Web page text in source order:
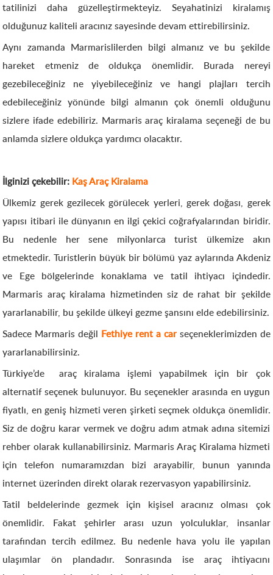
tatilinizi daha güzelleştirmekteyiz. Seyahatinizi kiralamış
olduğunuz kaliteli aracınız sayesinde devam ettirebilirsiniz.
Aynı zamanda Marmarislilerden bilgi almanız ve bu şekilde
hareket etmeniz de oldukça önemlidir. Burada nereyi
gezebileceğiniz ne yiyebileceğiniz ve hangi plajları tercih
edebileceğiniz yönünde bilgi almanın çok önemli olduğunu
sizlere ifade edebiliriz. Marmaris araç kiralama seçeneği de bu
anlamda sizlere oldukça yardımcı olacaktır.
İlginizi çekebilir: Kaş Araç Kiralama
Ülkemiz gerek gezilecek görülecek yerleri, gerek doğası, gerek
yapısı itibari ile dünyanın en ilgi çekici coğrafyalarından biridir.
Bu nedenle her sene milyonlarca turist ülkemize akın
etmektedir. Turistlerin büyük bir bölümü yaz aylarında Akdeniz
ve Ege bölgelerinde konaklama ve tatil ihtiyacı içindedir.
Marmaris araç kiralama hizmetinden siz de rahat bir şekilde
yararlanabilir, bu şekilde ülkeyi gezme şansını elde edebilirsiniz.
Sadece Marmaris değil Fethiye rent a carseçeneklerimizden de
yararlanabilirsiniz.
Türkiye’de araç kiralama işlemi yapabilmek için bir çok
alternatif seçenek bulunuyor. Bu seçenekler arasında en uygun
fiyatlı, en geniş hizmeti veren şirketi seçmek oldukça önemlidir.
Siz de doğru karar vermek ve doğru adım atmak adına sitemizi
rehber olarak kullanabilirsiniz. Marmaris Araç Kiralama hizmeti
için telefon numaramızdan bizi arayabilir, bunun yanında
internet üzerinden direkt olarak rezervasyon yapabilirsiniz.
Tatil beldelerinde gezmek için kişisel aracınız olması çok
önemlidir. Fakat şehirler arası uzun yolculuklar, insanlar
tarafından tercih edilmez. Bu nedenle hava yolu ile yapılan
ulaşımlar ön plandadır. Sonrasında ise araç ihtiyacını